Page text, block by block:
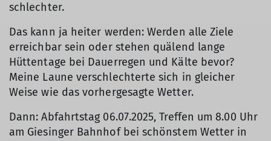
schlechter.
Das kann ja heiter werden: Werden alle Ziele
erreichbar sein oder stehen quälend lange
Hüttentage bei Dauerregen und Kälte bevor?
Meine Laune verschlechterte sich in gleicher
Weise wie das vorhergesagte Wetter.
Dann: Abfahrtstag 06.07.2025, Treffen um 8.00 Uhr
am Giesinger Bahnhof bei schönstem Wetter in